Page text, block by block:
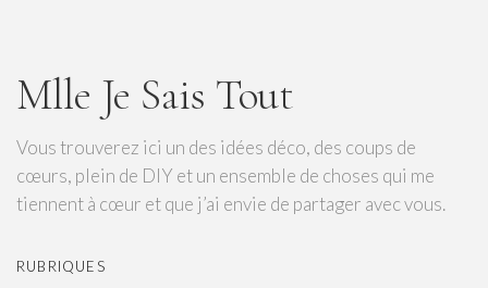
Mlle Je Sais Tout
Vous trouverez ici un des idées déco, des coups de
cœurs, plein de DIY et un ensemble de choses qui me
tiennent à cœur et que j’ai envie de partager avec vous.
RUBRIQUES